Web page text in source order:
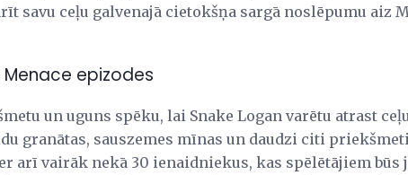
savu ceļu galvenajā cietokšņa sargā noslēpumu aiz
Menace epizodes
un uguns spēku, lai Snake Logan varētu atrast
granātas, sauszemes mīnas un daudzi citi
arī vairāk nekā 30 ienaidniekus, kas spēlētājiem būs